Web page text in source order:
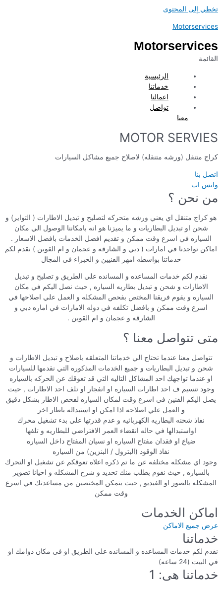
تخطي إلى المحتوى
Motorservices
Motorservices
القائمة
الرئيسية
خدماتنا
اعمالتا
تواصل
معنا
MOTOR SERVIES
كراج متنقل (ورشه متنقله) لاصلاح جميع مشاكل السيارات
اتصل بنا
واتس اب
من نحن ؟
هو كراج متنقل اي يعني ورشه متحركه لتصليح و تبديل الاطارات ( التواير) و
شحن او تبديل البطاريات و ما يميزنا هو انه بامكاننا الوصول الي مكان
السياره في اسرع وقت ممكن و تقديم افضل الخدمات بافضل الاسعار .
اماكن تواجدنا في امارات ( دبي و الشارقه و عجمان و ام القوين ) نقدم لكم
خدماتنا بواسطه امهر الفنيين و الخبراء في المجال
نقدم لكم خدمات المساعده و المسانده علي الطريق و تصليح و تبديل
الاطارات و شحن و تبديل بطاريه السياره , حيث نصل اليكم في مكان
السياره و يقوم فريقنا المختص بفحص المشكله و العمل علي اصلاحها في
اسرع وقت ممكن و بافضل تكلفه في دوله الامارات في اماره دبي و
الشارقه و عجمان و ام القوين .
متى تتواصل معنا ؟
تتواصل معنا عندما تحتاج الي خدماتنا المتعلقه باصلاح و تبديل الاطارات و
شحن و تبديل البطاريات و جميع الخدمات المذكوره التي نقدمها للسيارات
او عندما تواجهك احد المشاكل التاليه التي قد تعوقك عن الحركه بالسياره
وجود تنسيم ف احد اطارات السياره او انفجار او تلف احد الاطارات , حيث
يصل اليكم الفنين في اسرع وقت لمكان السياره لفحص الاطار بشكل دقيق
و العمل علي اصلاحه اذا امكن او استبداله باطار اخر
نفاذ شحنه البطاريه الكهربائيه و عدم قدرتها علي بدء تشغيل محرك
اواستبدالها في حاله انقضاء العمر الافتراضي للبطاريه و تلفها
ضياع او فقدان مفتاح السياره او نسيان المفتاح داخل السياره
نفاذ الوقود (البترول / البنزين) من السياره
وجود اي مشكله مختلفه عن ما تم ذكره اعلاه تعوقكم عن تشغيل او التحرك
بالسياره , حيث نقوم بطلب منك تحديد و شرح المشكله و احيانا تصوير
المشكله بالصور او الفيديو , حيث يتمكن المختصين من مساعدتك في اسرع
وقت ممكن
اماكن الخدمات
عرض جميع الاماكن
خدماتنا
نقدم لكم خدمات المساعده و المسانده علي الطريق او في مكان دوامك او
في البيت (24 ساعه)
خدماتنا هى: 1